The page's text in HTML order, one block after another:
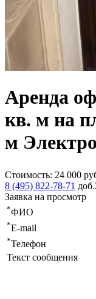
Аренда
кв. м на
м
Стоимость: 24 000
8 (495) 822-78-71
Заявка на просмотр
*ФИО
*E-mail
*Телефон
Текст сообщения